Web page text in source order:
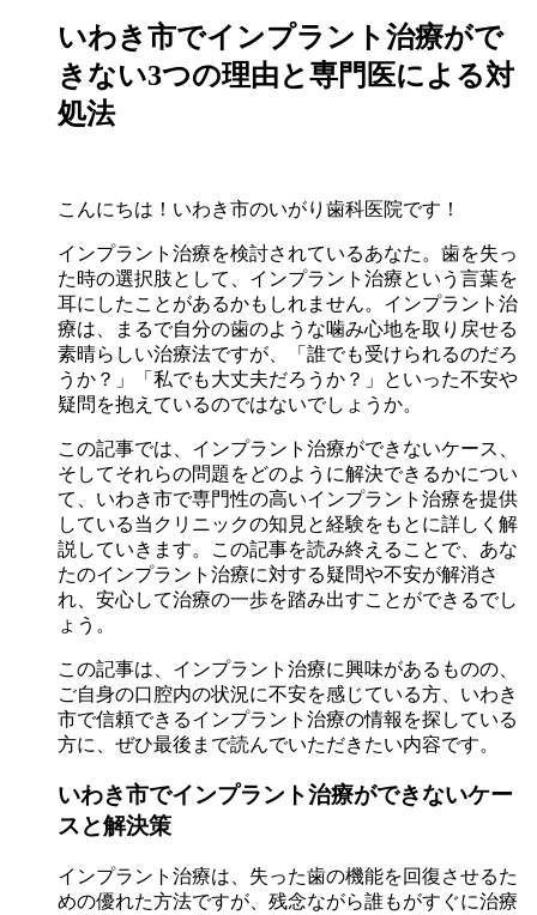
いわき市でインプラント治療がで
きない3つの理由と専門医による対
処法
こんにちは！いわき市のいがり歯科医院です！
インプラント治療を検討されているあなた。歯を失っ
た時の選択肢として、インプラント治療という言葉を
耳にしたことがあるかもしれません。インプラント治
療は、まるで自分の歯のような噛み心地を取り戻せる
素晴らしい治療法ですが、「誰でも受けられるのだろ
うか？」「私でも大丈夫だろうか？」といった不安や
疑問を抱えているのではないでしょうか。
この記事では、インプラント治療ができないケース、
そしてそれらの問題をどのように解決できるかについ
て、いわき市で専門性の高いインプラント治療を提供
している当クリニックの知見と経験をもとに詳しく解
説していきます。この記事を読み終えることで、あな
たのインプラント治療に対する疑問や不安が解消さ
れ、安心して治療の一歩を踏み出すことができるでし
ょう。
この記事は、インプラント治療に興味があるものの、
ご自身の口腔内の状況に不安を感じている方、いわき
市で信頼できるインプラント治療の情報を探している
方に、ぜひ最後まで読んでいただきたい内容です。
いわき市でインプラント治療ができないケー
スと解決策
インプラント治療は、失った歯の機能を回復させるた
めの優れた方法ですが、残念ながら誰もがすぐに治療